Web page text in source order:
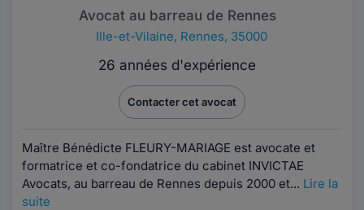
Avocat au barreau de Rennes
Ille-et-Vilaine, Rennes, 35000
26 années d'expérience
Contacter cet avocat
Maître Bénédicte FLEURY-MARIAGE est avocate et
formatrice et co-fondatrice du cabinet INVICTAE
Avocats, au barreau de Rennes depuis 2000 et... Lire la
suite